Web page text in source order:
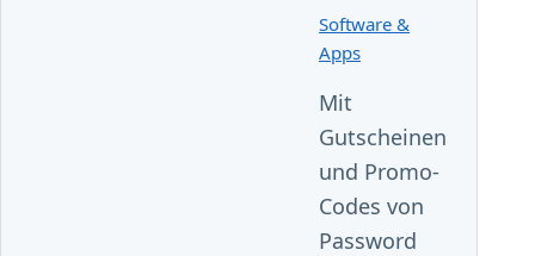
Software &
Apps
Mit
Gutscheinen
und Promo-
Codes von
Password